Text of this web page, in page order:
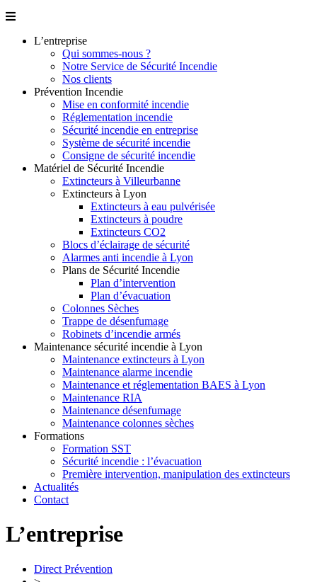
L’entreprise
Qui sommes-nous ?
Notre Service de Sécurité Incendie
Nos clients
Prévention Incendie
Mise en conformité incendie
Réglementation incendie
Sécurité incendie en entreprise
Système de sécurité incendie
Consigne de sécurité incendie
Matériel de Sécurité Incendie
Extincteurs à Villeurbanne
Extincteurs à Lyon
Extincteurs à eau pulvérisée
Extincteurs à poudre
Extincteurs CO2
Blocs d’éclairage de sécurité
Alarmes anti incendie à Lyon
Plans de Sécurité Incendie
Plan d’intervention
Plan d’évacuation
Colonnes Sèches
Trappe de désenfumage
Robinets d’incendie armés
Maintenance sécurité incendie à Lyon
Maintenance extincteurs à Lyon
Maintenance alarme incendie
Maintenance et réglementation BAES à Lyon
Maintenance RIA
Maintenance désenfumage
Maintenance colonnes sèches
Formations
Formation SST
Sécurité incendie : l’évacuation
Première intervention, manipulation des extincteurs
Actualités
Contact
L’entreprise
Direct Prévention